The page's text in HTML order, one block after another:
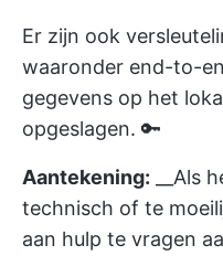
Er zijn ook
waaronder end-to-
gegevens op het
opgeslagen. 🔑
Aantekening: __Als
technisch of te
aan hulp te vragen